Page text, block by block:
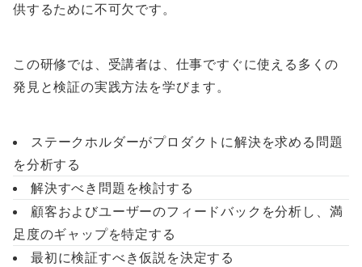
供するために不可欠です。
この研修では、受講者は、仕事ですぐに使える多くの
発見と検証の実践方法を学びます。
ステークホルダーがプロダクトに解決を求める問題
を分析する
解決すべき問題を検討する
顧客およびユーザーのフィードバックを分析し、満
足度のギャップを特定する
最初に検証すべき仮説を決定する